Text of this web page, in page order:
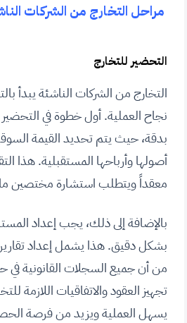
مراحل التخارج من الشركات
التحضير للتخارج
التخارج من الشركات الناشئة يبدأ
نجاح العملية. أول خطوة في
بدقة، حيث يتم تحديد القيمة
أصولها وأرباحها المستقبلية. هذا
معقداً ويتطلب استشارة مختصين
بالإضافة إلى ذلك، يجب إعداد
بشكل دقيق. هذا يشمل إعداد تقارير
من أن جميع السجلات القانونية في
تجهيز العقود والاتفاقيات اللازمة
يسهل العملية ويزيد من فرصة